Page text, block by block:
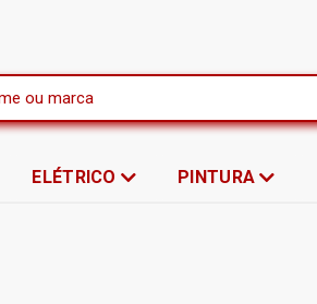
ELÉTRICO PINTURA